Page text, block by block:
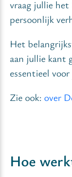
vraag jullie
persoonlijk
Het
aan jullie kant
essentieel
Zie ook: over
Hoe